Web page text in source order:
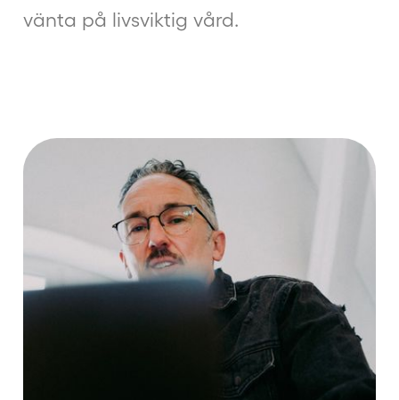
vänta på livsviktig vård.